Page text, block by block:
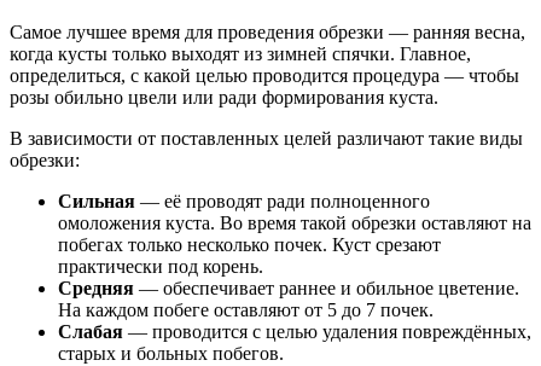
Самое лучшее время для проведения обрезки — ранняя весна,
когда кусты только выходят из зимней спячки. Главное,
определиться, с какой целью проводится процедура — чтобы
розы обильно цвели или ради формирования куста.
В зависимости от поставленных целей различают такие виды
обрезки:
Сильная — её проводят ради полноценного
омоложения куста. Во время такой обрезки оставляют на
побегах только несколько почек. Куст срезают
практически под корень.
Средняя — обеспечивает раннее и обильное цветение.
На каждом побеге оставляют от 5 до 7 почек.
Слабая — проводится с целью удаления повреждённых,
старых и больных побегов.